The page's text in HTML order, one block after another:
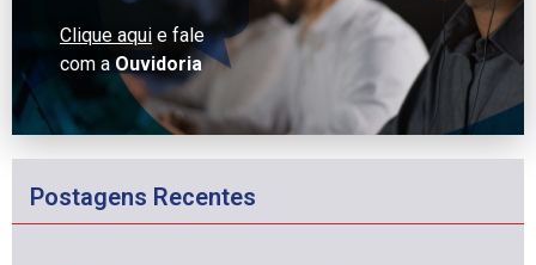
Clique aqui e fale
com a Ouvidoria
Postagens Recentes